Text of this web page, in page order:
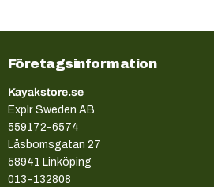
Företagsinformation
Kayakstore.se
Explr Sweden AB
559172-6574
Låsbomsgatan 27
58941 Linköping
013-132808